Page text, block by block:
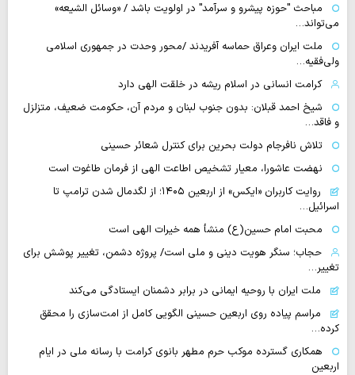
مباحث "حوزه پیشرو و سرآمد" در اولویت باشد / «وسائل الشیعه»
می‌تواند…
ملت ایران وعراق حماسه آفریدند /محور وحدت در جمهوری اسلامی
ولی‌فقیه…
کرامت انسانی در اسلام ریشه در خلقت الهی دارد
شیخ احمد قبلان: بدون جنوب لبنان و مردم آن، حکومت ضعیف، متزلزل
و فاقد…
تلاش نافرجام دولت بحرین برای کنترل شعائر حسینی
نهضت عاشورا، معیار تشخیص اطاعت الهی از فرمان طاغوت است
روایت‌ کاربران «ایکس» از اربعین ۱۴۰۵؛ از لگدمال شدن ترامپ تا
اسرائیل…
محبت امام حسین(ع) منشأ همه خیرات الهی است
حجاب؛ سنگر هویت دینی و ملی است/ پروژه دشمن، تغییر پوشش برای
تغییر…
ملت ایران با روحیه ایمانی در برابر دشمنان ایستادگی می‌کند
مراسم پیاده روی اربعین حسینی الگویی کامل از امت‌سازی را محقق
کرده…
همکاری گسترده موکب حرم مطهر بانوی کرامت با رسانه ملی در ایام
اربعین